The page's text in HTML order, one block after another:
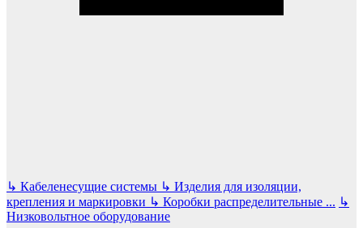
↳ Кабеленесущие системы ↳ Изделия для изоляции,
крепления и маркировки ↳ Коробки распределительные ... ↳
Низковольтное оборудование